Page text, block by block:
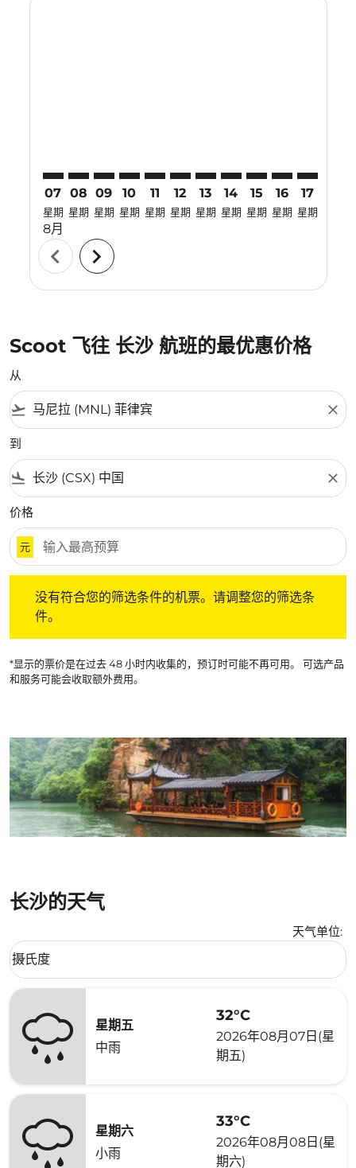
07
星期
8月
08
星期
09
星期
10
星期
11
星期
12
星期
13
星期
14
星期
15
星期
16
星期
17
星期
chevron_left chevron_right
Scoot 飞往 长沙 航班的最优惠价格
从
flight_takeoff close
到
flight_land close
价格
元
没有符合您的筛选条件的机票。请调整您的筛选条
件。
*显示的票价是在过去 48 小时内收集的，预订时可能不再可用。 可选产品
和服务可能会收取额外费用。
长沙的天气
天气单位:
Weather unit option 摄氏度 Selected
摄氏度
keyboard_arrow_down
星期五
中雨
32°C
2026年08月07日(星
期五)
星期六
小雨
33°C
2026年08月08日(星
期六)